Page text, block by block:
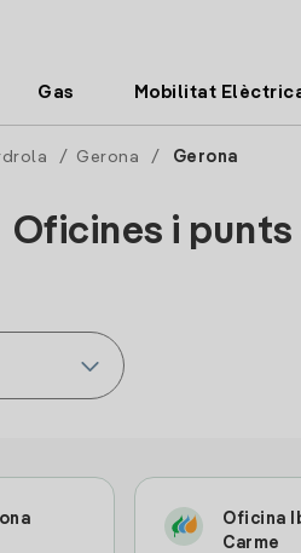
Gas Mobilitat
/ Gerona / Gerona
Oficines i
Oficina
Carme